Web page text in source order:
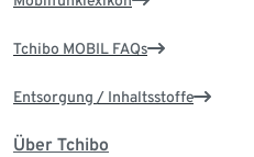
Tchibo MOBIL FAQs
Entsorgung / Inhaltsstoffe
Über Tchibo